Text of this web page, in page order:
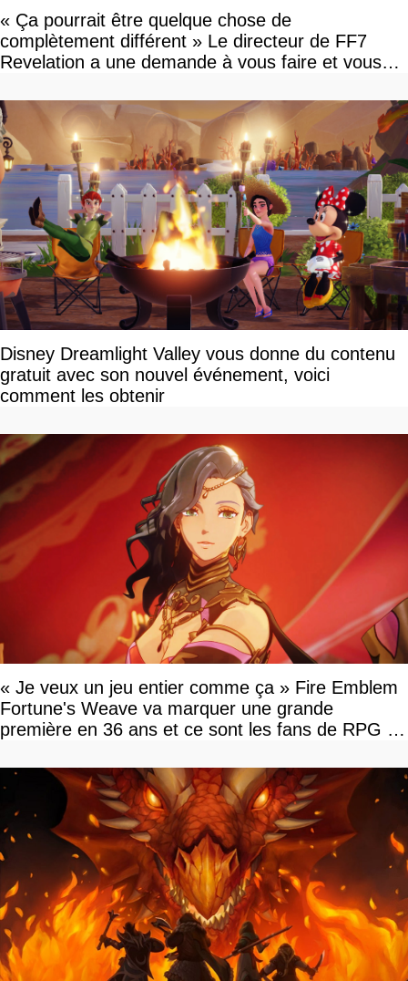
« Ça pourrait être quelque chose de
complètement différent » Le directeur de FF7
Revelation a une demande à vous faire et vous
Disney Dreamlight Valley vous donne du contenu
gratuit avec son nouvel événement, voici
comment les obtenir
« Je veux un jeu entier comme ça » Fire Emblem
Fortune's Weave va marquer une grande
première en 36 ans et ce sont les fans de RPG en